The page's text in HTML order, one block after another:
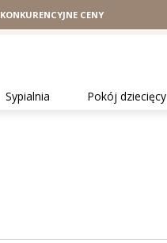
KONKURENCYJNE CENY
Sypialnia Pokój dziecięcy